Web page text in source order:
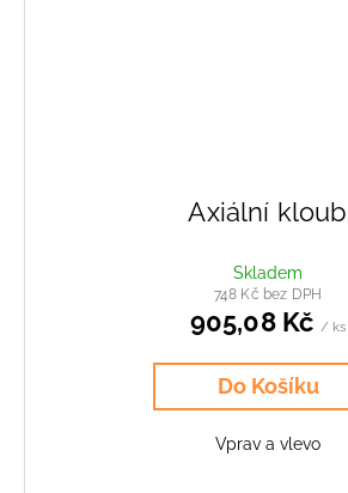
Axiální kloub
Skladem
748 Kč bez DPH
905,08 Kč / ks
Do Košíku
Vprav a vlevo